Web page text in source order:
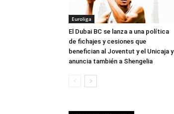
Euroliga
El Dubai BC se lanza a una política
de fichajes y cesiones que
benefician al Joventut y el Unicaja y
anuncia también a Shengelia